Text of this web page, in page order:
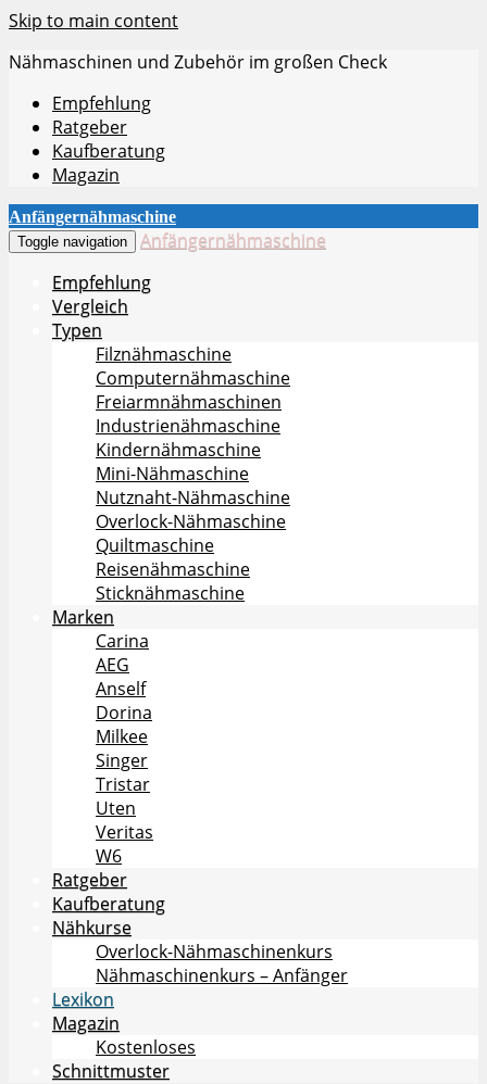
Skip to main content
Nähmaschinen und Zubehör im großen Check
Empfehlung
Ratgeber
Kaufberatung
Magazin
Anfängernähmaschine
Toggle navigation
Anfängernähmaschine
Empfehlung
Vergleich
Typen
Filznähmaschine
Computernähmaschine
Freiarmnähmaschinen
Industrienähmaschine
Kindernähmaschine
Mini-Nähmaschine
Nutznaht-Nähmaschine
Overlock-Nähmaschine
Quiltmaschine
Reisenähmaschine
Sticknähmaschine
Marken
Carina
AEG
Anself
Dorina
Milkee
Singer
Tristar
Uten
Veritas
W6
Ratgeber
Kaufberatung
Nähkurse
Overlock-Nähmaschinenkurs
Nähmaschinenkurs – Anfänger
Lexikon
Magazin
Kostenloses
Schnittmuster